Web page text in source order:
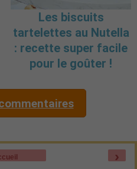
Les biscuits
tartelettes au Nutella
: recette super facile
pour le goûter !
›